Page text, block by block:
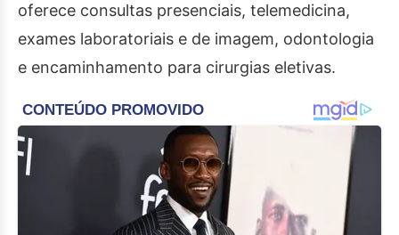
oferece consultas presenciais, telemedicina,
exames laboratoriais e de imagem, odontologia
e encaminhamento para cirurgias eletivas.